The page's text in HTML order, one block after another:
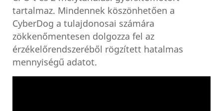
tartalmaz. Mindennek köszönhetően a
CyberDog a tulajdonosai számára
zökkenőmentesen dolgozza fel az
érzékelőrendszeréből rögzített hatalmas
mennyiségű adatot.